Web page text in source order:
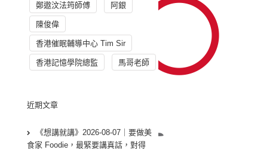
鄭遨汶法筠師傅 阿銀
陳俊偉
香港催眠輔導中心 Tim Sir
香港記憶學院總監 馬哥老師
近期文章
《想講就講》2026-08-07｜要做美
食家 Foodie，最緊要講真話，對得